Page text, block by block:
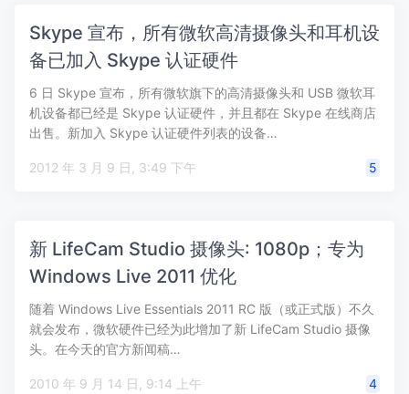
Skype 宣布，所有微软高清摄像头和耳机设
备已加入 Skype 认证硬件
6 日 Skype 宣布，所有微软旗下的高清摄像头和 USB 微软耳
机设备都已经是 Skype 认证硬件，并且都在 Skype 在线商店
出售。新加入 Skype 认证硬件列表的设备…
2012 年 3 月 9 日, 3:49 下午 5
新 LifeCam Studio 摄像头: 1080p；专为
Windows Live 2011 优化
随着 Windows Live Essentials 2011 RC 版（或正式版）不久
就会发布，微软硬件已经为此增加了新 LifeCam Studio 摄像
头。在今天的官方新闻稿…
2010 年 9 月 14 日, 9:14 上午 4